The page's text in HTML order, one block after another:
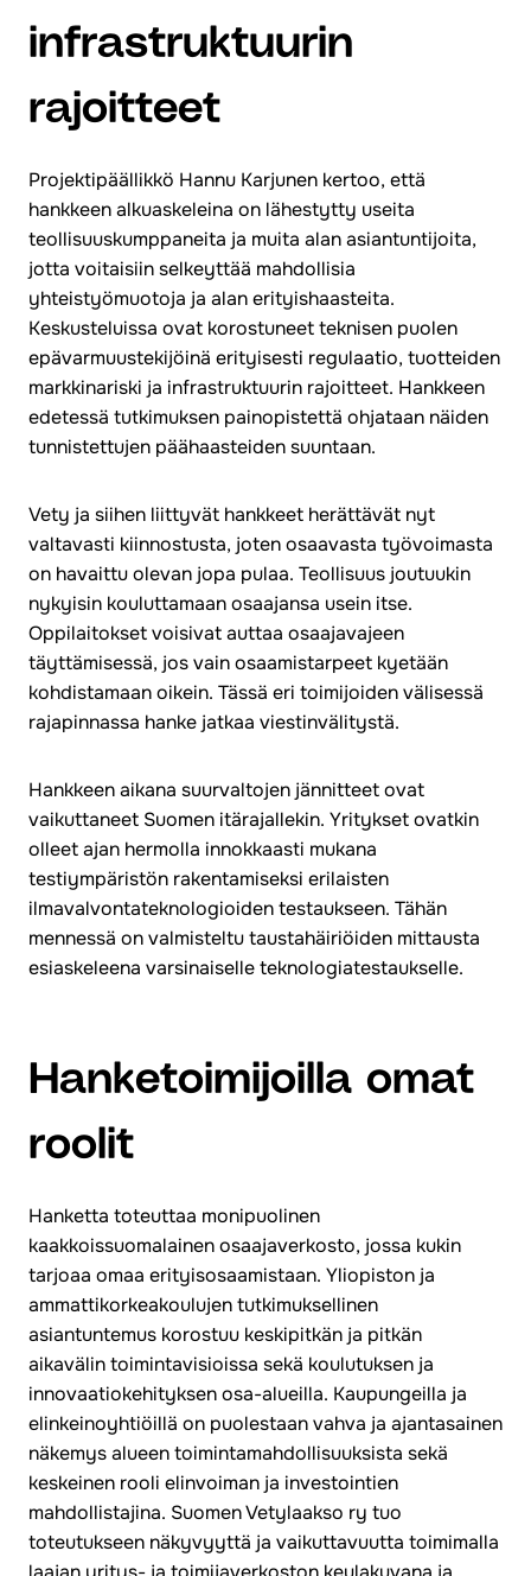
infrastruktuurin
rajoitteet
Projektipäällikkö Hannu Karjunen kertoo, että
hankkeen alkuaskeleina on lähestytty useita
teollisuuskumppaneita ja muita alan asiantuntijoita,
jotta voitaisiin selkeyttää mahdollisia
yhteistyömuotoja ja alan erityishaasteita.
Keskusteluissa ovat korostuneet teknisen puolen
epävarmuustekijöinä erityisesti regulaatio, tuotteiden
markkinariski ja infrastruktuurin rajoitteet. Hankkeen
edetessä tutkimuksen painopistettä ohjataan näiden
tunnistettujen päähaasteiden suuntaan.
Vety ja siihen liittyvät hankkeet herättävät nyt
valtavasti kiinnostusta, joten osaavasta työvoimasta
on havaittu olevan jopa pulaa. Teollisuus joutuukin
nykyisin kouluttamaan osaajansa usein itse.
Oppilaitokset voisivat auttaa osaajavajeen
täyttämisessä, jos vain osaamistarpeet kyetään
kohdistamaan oikein. Tässä eri toimijoiden välisessä
rajapinnassa hanke jatkaa viestinvälitystä.
Hankkeen aikana suurvaltojen jännitteet ovat
vaikuttaneet Suomen itärajallekin. Yritykset ovatkin
olleet ajan hermolla innokkaasti mukana
testiympäristön rakentamiseksi erilaisten
ilmavalvontateknologioiden testaukseen. Tähän
mennessä on valmisteltu taustahäiriöiden mittausta
esiaskeleena varsinaiselle teknologiatestaukselle.
Hanketoimijoilla omat
roolit
Hanketta toteuttaa monipuolinen
kaakkoissuomalainen osaajaverkosto, jossa kukin
tarjoaa omaa erityisosaamistaan. Yliopiston ja
ammattikorkeakoulujen tutkimuksellinen
asiantuntemus korostuu keskipitkän ja pitkän
aikavälin toimintavisioissa sekä koulutuksen ja
innovaatiokehityksen osa-alueilla. Kaupungeilla ja
elinkeinoyhtiöillä on puolestaan vahva ja ajantasainen
näkemys alueen toimintamahdollisuuksista sekä
keskeinen rooli elinvoiman ja investointien
mahdollistajina. Suomen Vetylaakso ry tuo
toteutukseen näkyvyyttä ja vaikuttavuutta toimimalla